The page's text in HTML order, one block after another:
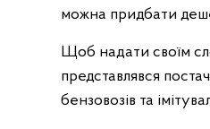
можна придбати
Щоб надати своїм
представлявся
бензовозів та